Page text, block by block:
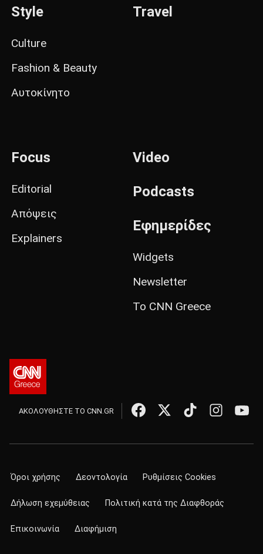
Style
Culture
Fashion & Beauty
Αυτοκίνητο
Travel
Focus
Editorial
Απόψεις
Explainers
Video
Podcasts
Εφημερίδες
Widgets
Newsletter
Το CNN Greece
ΑΚΟΛΟΥΘΗΣΤΕ ΤΟ CNN.GR
Όροι χρήσης Δεοντολογία Ρυθμίσεις Cookies
Δήλωση εχεμύθειας Πολιτική κατά της Διαφθοράς
Επικοινωνία Διαφήμιση